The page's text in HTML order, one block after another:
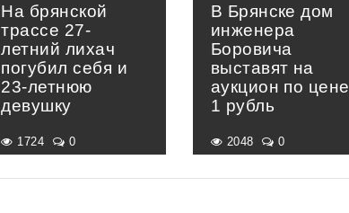
На брянской
трассе 27-
летний лихач
погубил себя и
23-летнюю
девушку
1724 0
В Брянске дом
инженера
Боровича
выставят на
аукцион по цене
1 рубль
2048 0